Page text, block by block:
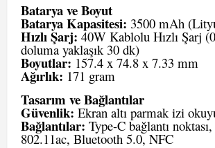
Batarya ve Boyut
Batarya Kapasitesi: 3500 mAh
Hızlı Şarj: 40W Kablolu Hızlı Şarj
doluma yaklaşık 30 dk)
Boyutlar: 157.4 x 74.8 x 7.33 mm
Ağırlık: 171 gram
Tasarım ve Bağlantılar
Güvenlik: Ekran altı parmak izi
Bağlantılar: Type-C bağlantı
802.11ac, Bluetooth 5.0, NFC